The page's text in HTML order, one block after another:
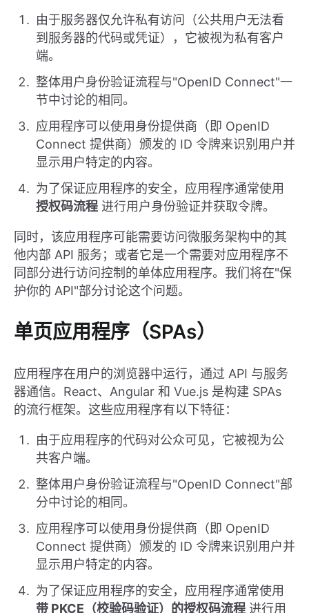
由于服务器仅允许私有访问（公共用户无法看
到服务器的代码或凭证），它被视为私有客户
端。
整体用户身份验证流程与"OpenID Connect"一
节中讨论的相同。
应用程序可以使用身份提供商（即 OpenID
Connect 提供商）颁发的 ID 令牌来识别用户并
显示用户特定的内容。
为了保证应用程序的安全，应用程序通常使用
授权码流程 进行用户身份验证并获取令牌。
同时，该应用程序可能需要访问微服务架构中的其
他内部 API 服务；或者它是一个需要对应用程序不
同部分进行访问控制的单体应用程序。我们将在"保
护你的 API"部分讨论这个问题。
单页应用程序（SPAs）
应用程序在用户的浏览器中运行，通过 API 与服务
器通信。React、Angular 和 Vue.js 是构建 SPAs
的流行框架。这些应用程序有以下特征：
由于应用程序的代码对公众可见，它被视为公
共客户端。
整体用户身份验证流程与"OpenID Connect"部
分中讨论的相同。
应用程序可以使用身份提供商（即 OpenID
Connect 提供商）颁发的 ID 令牌来识别用户并
显示用户特定的内容。
为了保证应用程序的安全，应用程序通常使用
带 PKCE（校验码验证）的授权码流程 进行用